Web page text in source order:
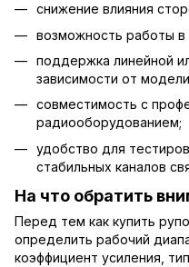
снижение влияния
возможность работы в
поддержка линейной
зависимости от
совместимость с
радиооборудованием;
удобство для
стабильных каналов
На что обратить
Перед тем как купить
определить рабочий
коэффициент усиления,